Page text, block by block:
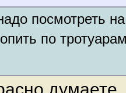
посмотреть
по